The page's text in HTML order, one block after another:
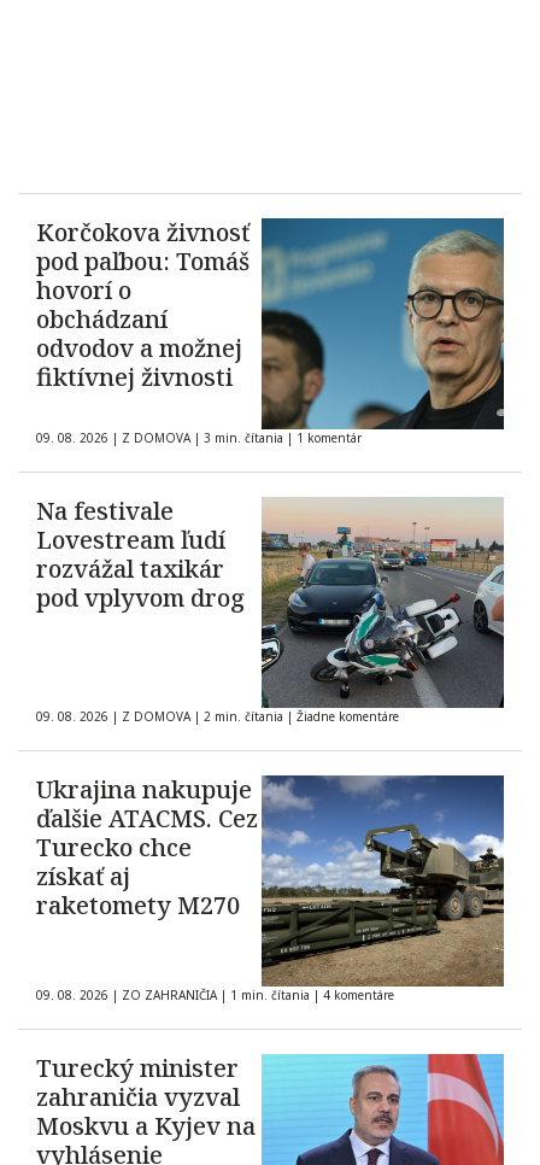
Korčokova živnosť
pod paľbou: Tomáš
hovorí o
obchádzaní
odvodov a možnej
fiktívnej živnosti
09. 08. 2026 | Z DOMOVA | 3 min. čítania | 1 komentár
Na festivale
Lovestream ľudí
rozvážal taxikár
pod vplyvom drog
09. 08. 2026 | Z DOMOVA | 2 min. čítania | Žiadne komentáre
Ukrajina nakupuje
ďalšie ATACMS. Cez
Turecko chce
získať aj
raketomety M270
09. 08. 2026 | ZO ZAHRANIČIA | 1 min. čítania | 4 komentáre
Turecký minister
zahraničia vyzval
Moskvu a Kyjev na
vyhlásenie